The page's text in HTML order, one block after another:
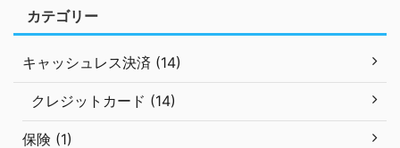
カテゴリー
キャッシュレス決済 (14)
クレジットカード (14)
保険 (1)